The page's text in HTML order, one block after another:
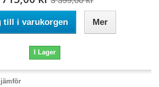
till i varukorgen Mer
I Lager